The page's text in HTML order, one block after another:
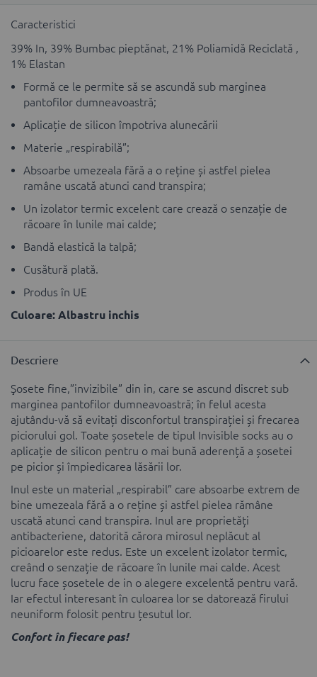
Caracteristici
39% In, 39% Bumbac pieptănat, 21% Poliamidă Reciclată ,
1% Elastan
Formă ce le permite să se ascundă sub marginea
pantofilor dumneavoastră;
Aplicație de silicon împotriva alunecării
Materie „respirabilă”;
Absoarbe umezeala fără a o reține și astfel pielea
ramâne uscată atunci cand transpira;
Un izolator termic excelent care crează o senzație de
răcoare în lunile mai calde;
Bandă elastică la talpă;
Cusătură plată.
Produs în UE
Culoare: Albastru inchis
Descriere
Şosete fine,”invizibile” din in, care se ascund discret sub
marginea pantofilor dumneavoastră; în felul acesta
ajutându-vă să evitați disconfortul transpirației și frecarea
piciorului gol. Toate șosetele de tipul Invisible socks au o
aplicație de silicon pentru o mai bună aderență a șosetei
pe picior și împiedicarea lăsării lor.
Inul este un material „respirabil” care absoarbe extrem de
bine umezeala fără a o reține și astfel pielea rămâne
uscată atunci cand transpira. Inul are proprietăți
antibacteriene, datorită cărora mirosul neplăcut al
picioarelor este redus. Este un excelent izolator termic,
creând o senzație de răcoare în lunile mai calde. Acest
lucru face șosetele de in o alegere excelentă pentru vară.
Iar efectul interesant în culoarea lor se datorează firului
neuniform folosit pentru țesutul lor.
Confort în fiecare pas!